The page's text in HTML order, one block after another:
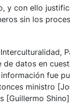
y con ello
sin los
de datos en
fue
ministro
[Guillermo